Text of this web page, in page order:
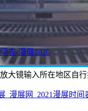
表-漫展2026
大镜输入所在地区自
_漫展网_2021漫展时间